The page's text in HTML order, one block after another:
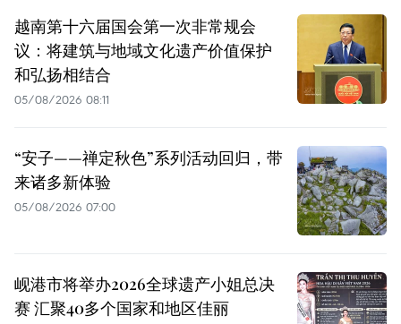
越南第十六届国会第一次非常规会
议：将建筑与地域文化遗产价值保护
和弘扬相结合
05/08/2026 08:11
“安子——禅定秋色”系列活动回归，带
来诸多新体验
05/08/2026 07:00
岘港市将举办2026全球遗产小姐总决
赛 汇聚40多个国家和地区佳丽